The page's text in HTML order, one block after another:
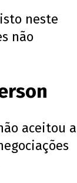
neste
não
aceitou a